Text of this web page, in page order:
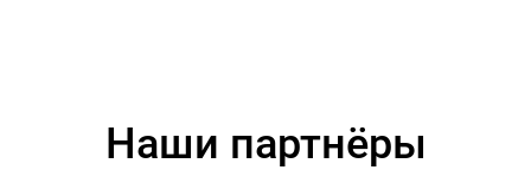
Наши партнёры